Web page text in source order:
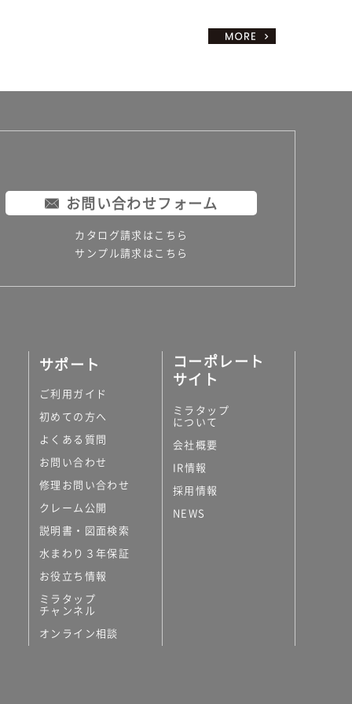
お問い合わせフォーム
カタログ請求はこちら
サンプル請求はこちら
サポート
ご利用ガイド
初めての方へ
よくある質問
お問い合わせ
修理お問い合わせ
クレーム公開
説明書・図面検索
水まわり３年保証
お役立ち情報
ミラタップ
チャンネル
オンライン相談
コーポレート
サイト
ミラタップ
について
会社概要
IR情報
採用情報
NEWS